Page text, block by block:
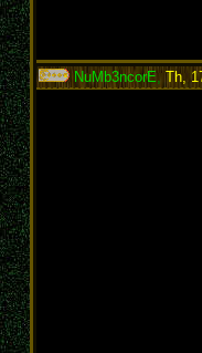
NuMb3ncorE , Th,